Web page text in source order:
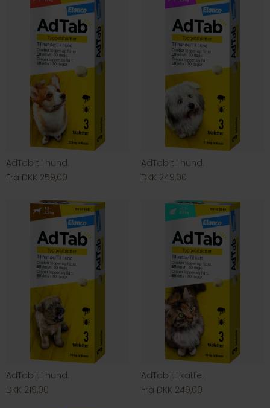
AdTab til hund.
Fra DKK 259,00
AdTab til hund.
DKK 249,00
AdTab til hund.
DKK 219,00
AdTab til katte.
Fra DKK 249,00